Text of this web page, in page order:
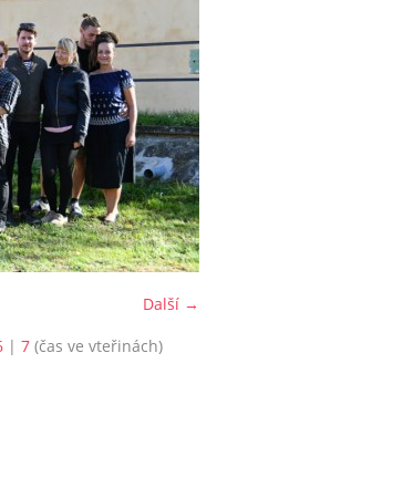
Další →
| 7(čas ve vteřinách)